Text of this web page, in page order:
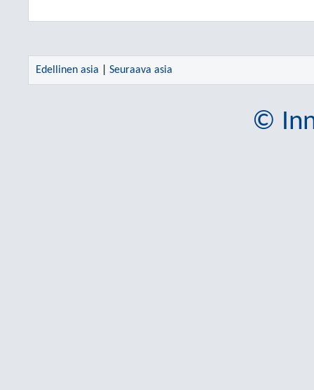
Edellinen asia Seuraava asia
©